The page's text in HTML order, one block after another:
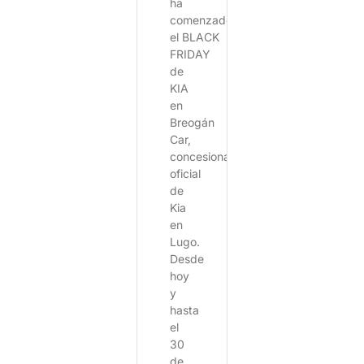
ha
comenzado
el BLACK
FRIDAY
de
KIA
en
Breogán
Car,
concesionario
oficial
de
Kia
en
Lugo.
Desde
hoy
y
hasta
el
30
de